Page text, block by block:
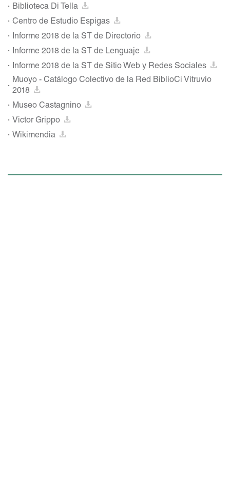
Biblioteca Di Tella
Centro de Estudio Espigas
Informe 2018 de la ST de Directorio
Informe 2018 de la ST de Lenguaje
Informe 2018 de la ST de Sitio Web y Redes Sociales
Muoyo - Catálogo Colectivo de la Red BiblioCi Vitruvio
2018
Museo Castagnino
Victor Grippo
Wikimendia